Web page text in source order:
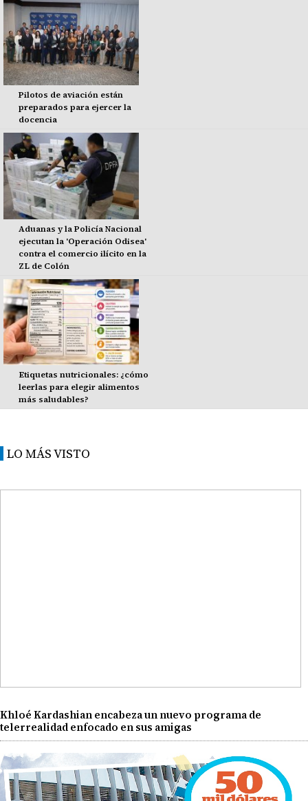
Pilotos de aviación están
preparados para ejercer la
docencia
Aduanas y la Policía Nacional
ejecutan la 'Operación Odisea'
contra el comercio ilícito en la
ZL de Colón
Etiquetas nutricionales: ¿cómo
leerlas para elegir alimentos
más saludables?
LO MÁS VISTO
Khloé Kardashian encabeza un nuevo programa de
telerrealidad enfocado en sus amigas